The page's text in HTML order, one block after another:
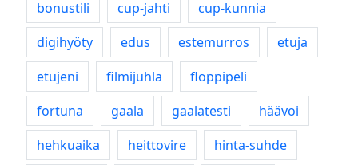
bonustili
cup-jahti
cup-kunnia
digihyöty
edus estemurros
etuja
etujeni
filmijuhla
floppipeli
fortuna
gaala gaalatesti
häävoi
hehkuaika
heittovire
hinta-suhde